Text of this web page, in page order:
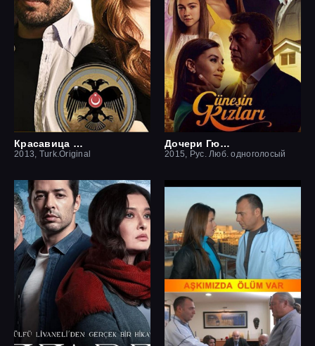
Красавица и чудовище
2013, Turk.Original
Дочери Гюнеш
2015, Рус. Люб. одноголосый